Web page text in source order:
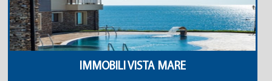
IMMOBILI VISTA MARE